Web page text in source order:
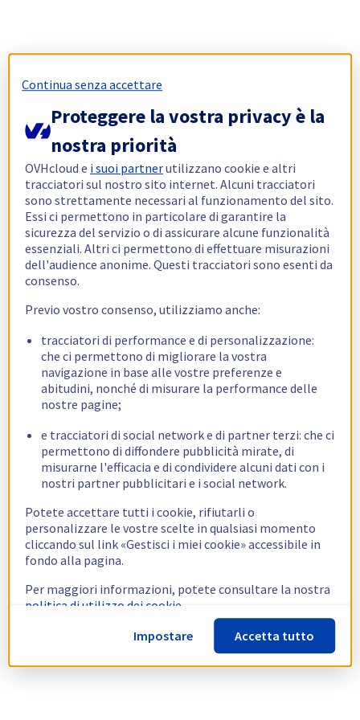
Continua senza accettare
Proteggere la vostra privacy è la
nostra priorità
OVHcloud e i suoi partnerutilizzano cookie e altri
tracciatori sul nostro sito internet. Alcuni tracciatori
sono strettamente necessari al funzionamento del sito.
Essi ci permettono in particolare di garantire la
sicurezza del servizio o di assicurare alcune funzionalità
essenziali. Altri ci permettono di effettuare misurazioni
dell'audience anonime. Questi tracciatori sono esenti da
consenso.
Previo vostro consenso, utilizziamo anche:
tracciatori di performance e di personalizzazione:
che ci permettono di migliorare la vostra
navigazione in base alle vostre preferenze e
abitudini, nonché di misurare la performance delle
nostre pagine;
e tracciatori di social network e di partner terzi: che ci
permettono di diffondere pubblicità mirate, di
misurarne l'efficacia e di condividere alcuni dati con i
nostri partner pubblicitari e i social network.
Potete accettare tutti i cookie, rifiutarli o
personalizzare le vostre scelte in qualsiasi momento
cliccando sul link «Gestisci i miei cookie» accessibile in
fondo alla pagina.
Per maggiori informazioni, potete consultare la nostra
politica di utilizzo dei cookie.
Impostare
Accetta tutto